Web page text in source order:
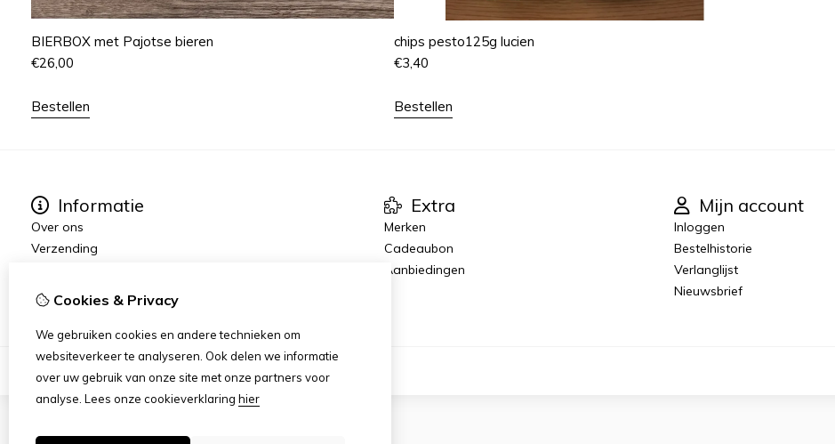
BIERBOX met Pajotse bieren
€26,00
Bestellen
chips pesto125g lucien
€3,40
Bestellen
Informatie
Over ons
Verzending
Algemene voorwaarden
Extra
Merken
Cadeaubon
Aanbiedingen
Mijn account
Inloggen
Bestelhistorie
Verlanglijst
Nieuwsbrief
Cookies & Privacy
We gebruiken cookies en andere technieken om
websiteverkeer te analyseren. Ook delen we informatie
over uw gebruik van onze site met onze partners voor
analyse. Lees onze cookieverklaring hier